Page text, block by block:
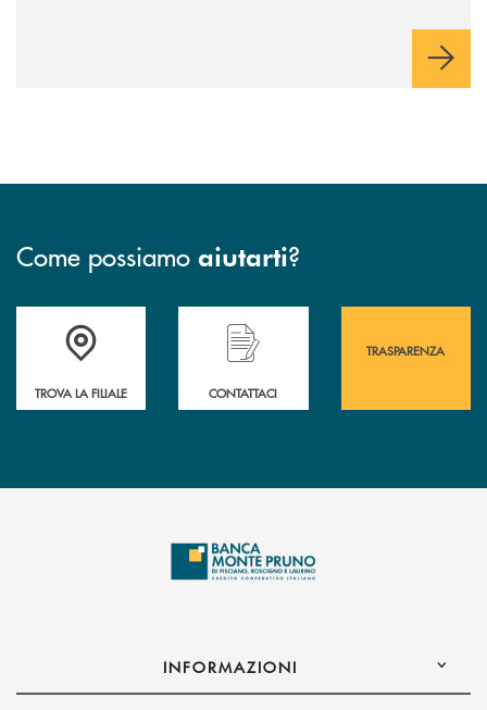
Come possiamo aiutarti?
Accedi all' elenco completo&nbsp; delle&nbsp; filiali&nbsp; di Banca
TROVA LA FILIALE
Hai bisogno di assistenza immediata?
CONTATTACI
TRASPARENZA
INFORMAZIONI